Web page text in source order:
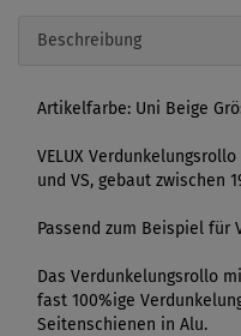
Beschreibung
Artikelfarbe: Uni Beige
VELUX
und VS, gebaut zwischen
Passend zum Beispiel für
Das Verdunkelungsrollo
fast 100%ige
Seitenschienen in Alu.